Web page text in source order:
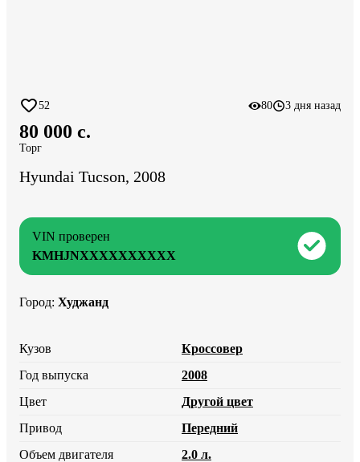
52 80 3 дня назад
80 000 c.
Торг
Hyundai Tucson, 2008
VIN проверен
KMHJNXXXXXXXXXX
Город: Худжанд
Кузов
Кроссовер
Год выпуска
2008
Цвет
Другой цвет
Привод
Передний
Объем двигателя
2.0 л.